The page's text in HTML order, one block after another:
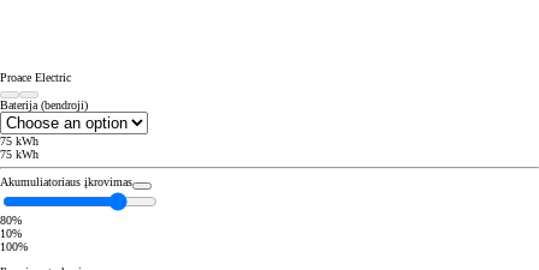
Proace Electric
Baterija (bendroji)
75 kWh
75 kWh
Akumuliatoriaus įkrovimas
80%
10%
100%